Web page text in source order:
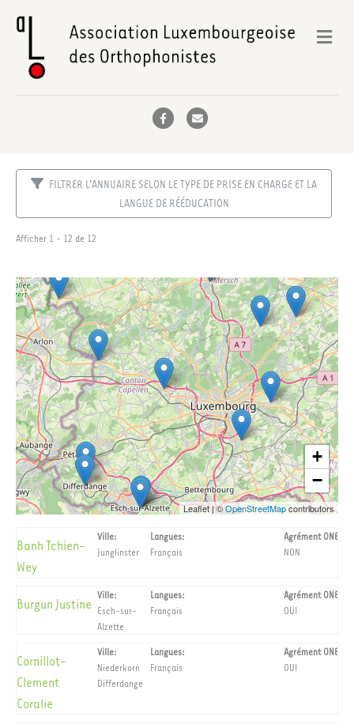
FacebookEmail
FILTRER L'ANNUAIRE SELON LE TYPE DE PRISE EN CHARGE ET LA
LANGUE DE RÉÉDUCATION
Afficher 1 - 12 de 12
Banh Tchien-
Wey
Ville:
Junglinster
Langues:
Français
Agrément ONE
NON
Burgun Justine
Ville:
Esch-sur-
Alzette
Langues:
Français
Agrément ONE
OUI
Cornillot-
Clement
Coralie
Ville:
Niederkorn
Differdange
Langues:
Français
Agrément ONE
OUI
+
−
Leaflet|©OpenStreetMapcontributors